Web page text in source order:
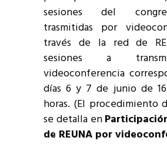
sesiones del
trasmitidas por
través de la red de
sesiones a
videoconferencia
días 6 y 7 de junio de
horas. (El procedimiento
se detalla en
de REUNA por